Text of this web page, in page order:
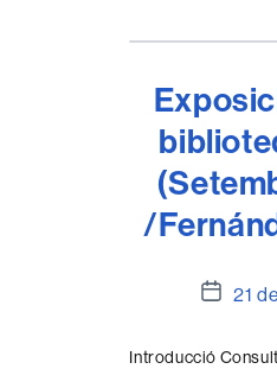
/
Data
l'entrada
21
Introducció